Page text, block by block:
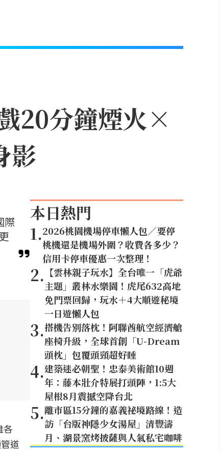
20分鐘煙火×
影
際
各
道
本日熱門
1.2026桃園機場停車懶人包／要停
桃機還是機場外圍？收費各多少？
信用卡停車優惠一次整理！
2. 【雲林親子玩水】全台唯一「虎爺
主題」叢林水樂園！虎尾632高地
免門票回歸，玩水＋4大順遊秘境
一日遊懶人包
3.搭機告別落枕！阿聯酋航空經濟艙
座椅升級，全球首創「U-Dream
頭枕」包覆頭頸超好睡
4.建築迷必朝聖！忠泰美術館10週
年：藤本壯介特展打頭陣，1:5大
屋根8月震撼空降台北
5.離市區15分鐘的嘉義祕境路線！造
訪「台版神隱少女湯屋」清豐濤
月、湖景窯烤披薩與人氣私宅咖啡